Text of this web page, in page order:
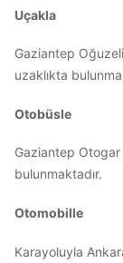
Uçakla
Gaziantep
uzaklıkta
Otobüsle
Gaziantep
bulunmaktadır.
Otomobille
Karayoluyla